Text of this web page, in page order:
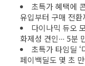
초특가 혜택에
유입부터 구매 전
다이나믹 듀오
화제성 견인∙∙∙ 5
초특가 타임딜 ‘
페이백딜도 몇 초